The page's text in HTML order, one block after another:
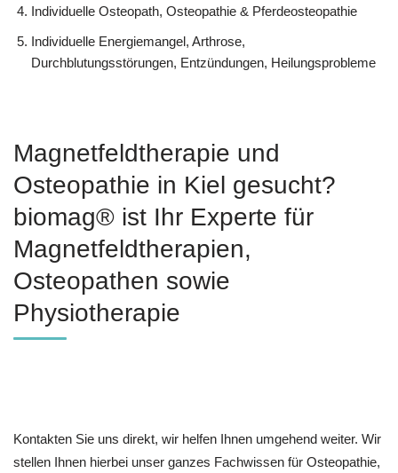
Individuelle Osteopath, Osteopathie & Pferdeosteopathie
Individuelle Energiemangel, Arthrose,
Durchblutungsstörungen, Entzündungen, Heilungsprobleme
Magnetfeldtherapie und
Osteopathie in Kiel gesucht?
biomag® ist Ihr Experte für
Magnetfeldtherapien,
Osteopathen sowie
Physiotherapie
Kontakten Sie uns direkt, wir helfen Ihnen umgehend weiter. Wir
stellen Ihnen hierbei unser ganzes Fachwissen für Osteopathie,